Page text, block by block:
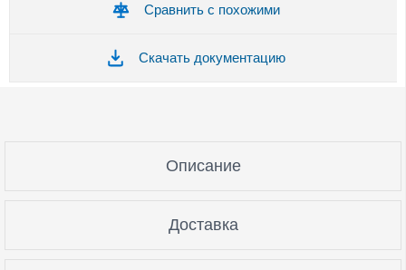
Сравнить с похожими
Скачать документацию
Описание
Доставка